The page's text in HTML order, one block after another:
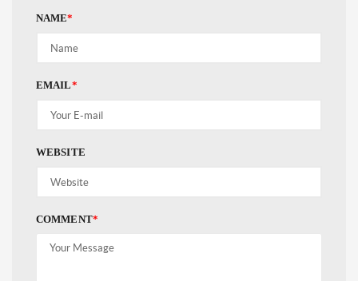
NAME*
EMAIL*
WEBSITE
COMMENT*